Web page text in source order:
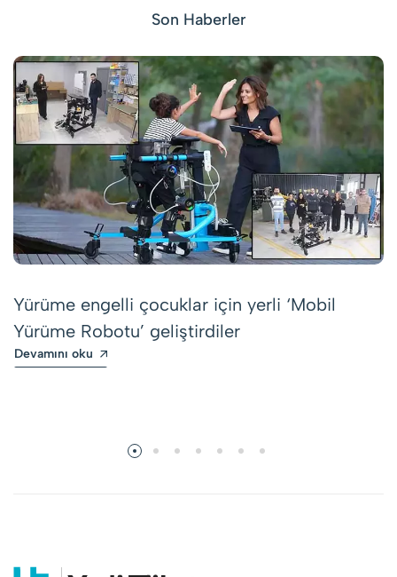
Son Haberler
Yürüme engelli çocuklar için yerli ‘Mobil
Yürüme Robotu’ geliştirdiler
Devamını oku